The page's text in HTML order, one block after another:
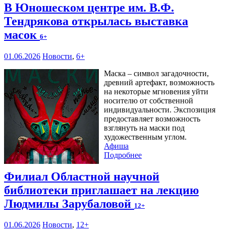
В Юношеском центре им. В.Ф.
Тендрякова открылась выставка
масок 6+
01.06.2026 Новости, 6+
Маска – символ загадочности,
древний артефакт, возможность
на некоторые мгновения уйти
носителю от собственной
индивидуальности. Экспозиция
предоставляет возможность
взглянуть на маски под
художественным углом.
Афиша
Подробнее
Филиал Областной научной
библиотеки приглашает на лекцию
Людмилы Зарубаловой 12+
01.06.2026 Новости, 12+